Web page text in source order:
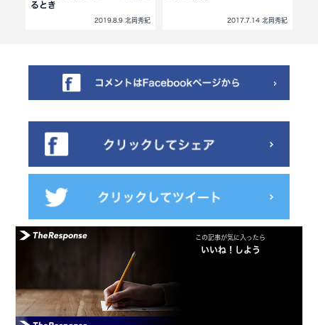
るとき
2019.8.9 北岡秀紀 2017.7.14 北岡秀紀
この記事が気に入ったら
いいね！しよう